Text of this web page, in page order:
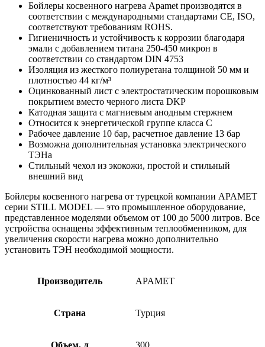
Бойлеры косвенного нагрева Apamet производятся в
соответствии с международными стандартами CE, ISO,
соответствуют требованиям ROHS.
Гигиеничность и устойчивость к коррозии благодаря
эмали с добавлением титана 250-450 микрон в
соответствии со стандартом DIN 4753
Изоляция из жесткого полиуретана толщиной 50 мм и
плотностью 44 кг/м³
Оцинкованный лист с электростатическим порошковым
покрытием вместо черного листа DKP
Катодная защита с магниевым анодным стержнем
Относится к энергетической группе класса C
Рабочее давление 10 бар, расчетное давление 13 бар
Возможна дополнительная установка электрического
ТЭНа
Стильный чехол из экокожи, простой и стильный
внешний вид
Бойлеры косвенного нагрева от турецкой компании APAMET
серии STILL MODEL — это промышленное оборудование,
представленное моделями объемом от 100 до 5000 литров. Все
устройства оснащены эффективным теплообменником, для
увеличения скорости нагрева можно дополнительно
установить ТЭН необходимой мощности.
Производитель APAMET
Страна Турция